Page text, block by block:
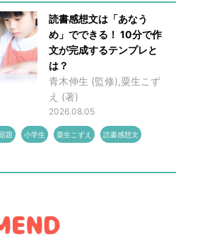
読書感想文は「あなう
め」でできる！ 10分で作
文が完成するテンプレと
は？
青木伸生 (監修),粟生こず
え (著)
2026.08.05
題 小学生 粟生こずえ 読書感想文